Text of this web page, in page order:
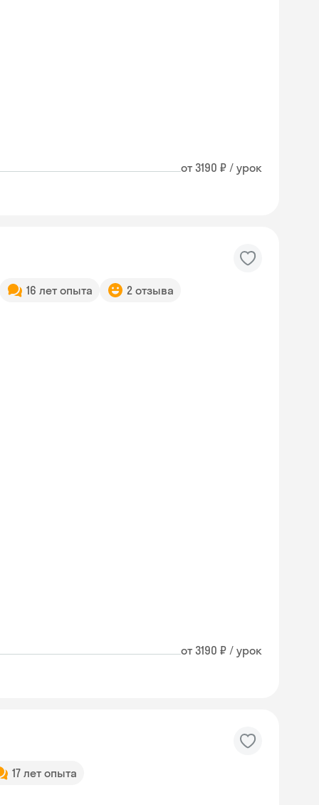
от 3190 ₽ / урок
16 лет опыта 2 отзыва
от 3190 ₽ / урок
17 лет опыта